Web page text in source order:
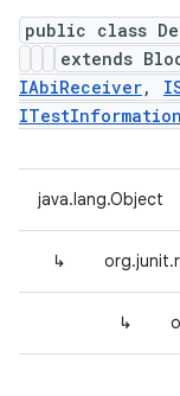
public class
extends
IAbiReceiver,
java.lang.Object
↳
↳